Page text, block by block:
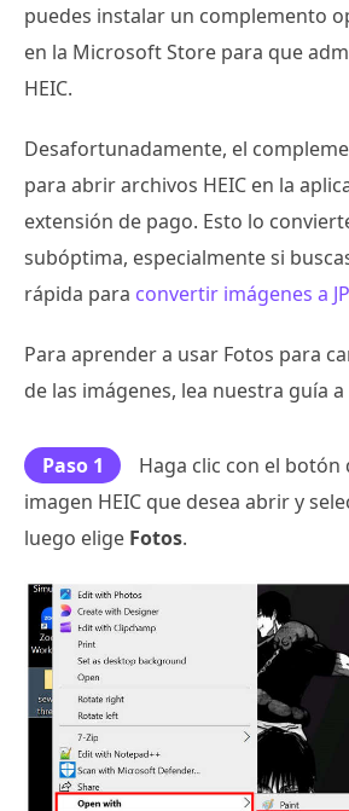
puedes instalar un complemento
en la Microsoft Store para que
HEIC.
Desafortunadamente, el
para abrir archivos HEIC en la
extensión de pago. Esto lo
subóptima, especialmente si
rápida para convertir imágenes a
Para aprender a usar Fotos para
de las imágenes, lea nuestra guía
Paso 1
Haga clic con el botón
imagen HEIC que desea abrir y
luego elige Fotos.